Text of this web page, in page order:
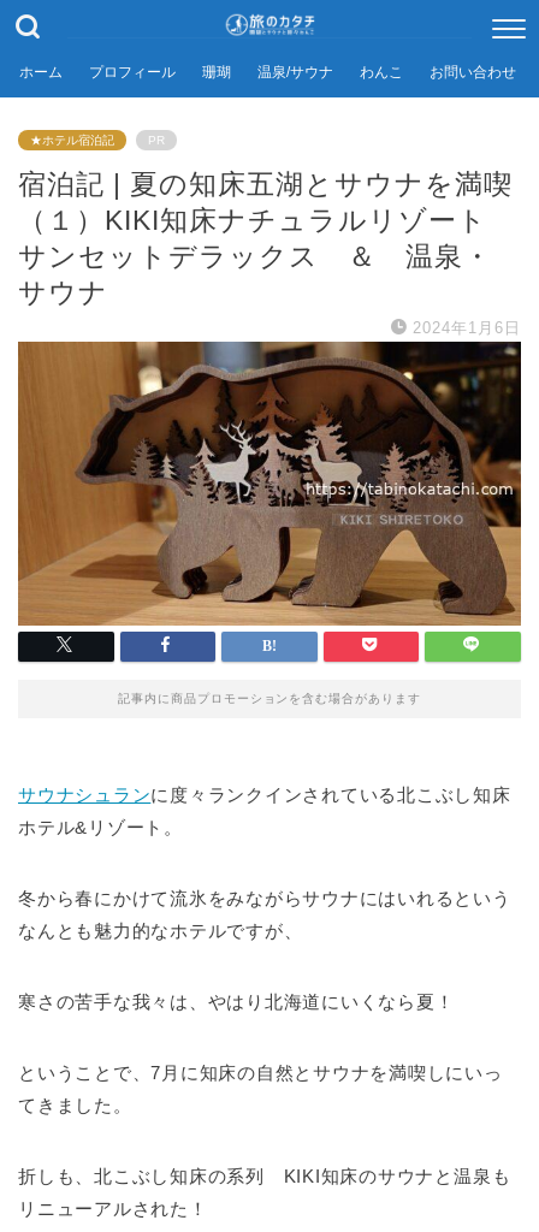
ホーム プロフィール 珊瑚 温泉/サウナ わんこ お問い合わせ
★ホテル宿泊記 PR
宿泊記 | 夏の知床五湖とサウナを満喫
（１）KIKI知床ナチュラルリゾート
サンセットデラックス ＆ 温泉・
サウナ
2024年1月6日
記事内に商品プロモーションを含む場合があります
サウナシュランに度々ランクインされている北こぶし知床
ホテル&リゾート。
冬から春にかけて流氷をみながらサウナにはいれるという
なんとも魅力的なホテルですが、
寒さの苦手な我々は、やはり北海道にいくなら夏！
ということで、7月に知床の自然とサウナを満喫しにいっ
てきました。
折しも、北こぶし知床の系列 KIKI知床のサウナと温泉も
リニューアルされた！